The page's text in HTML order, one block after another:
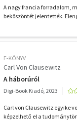
A nagy francia forradalom,
beköszöntét jelentették.
E-KÖNYV
Carl Von Clausewitz
A háborúról
Digi-Book Kiadó, 2023
Carl von Clausewitz egyike
képzelhető el a